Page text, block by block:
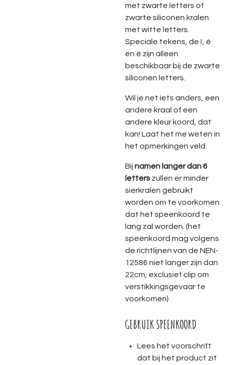
met zwarte letters of
zwarte siliconen kralen
met witte letters.
Speciale tekens, de ï, é
en ë zijn alleen
beschikbaar bij de zwarte
siliconen letters.
Wil je net iets anders, een
andere kraal of een
andere kleur koord, dat
kan! Laat het me weten in
het opmerkingen veld.
Bij namen langer dan 6
letters zullen er minder
sierkralen gebruikt
worden om te voorkomen
dat het speenkoord te
lang zal worden. (het
speenkoord mag volgens
de richtlijnen van de NEN-
12586 niet langer zijn dan
22cm, exclusief clip om
verstikkingsgevaar te
voorkomen)
GEBRUIK SPEENKOORD
Lees het voorschrift
dat bij het product zit